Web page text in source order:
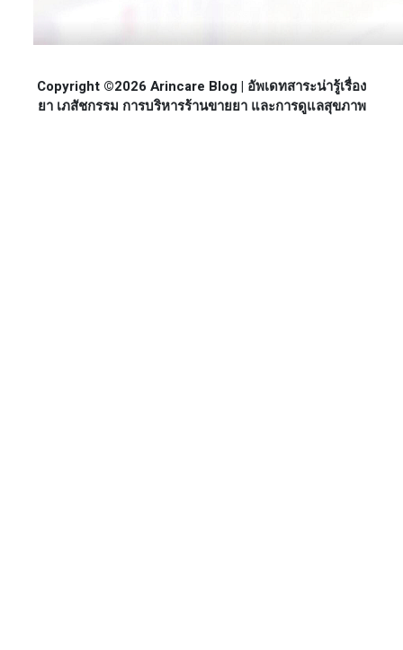
Copyright ©2026 Arincare Blog | อัพเดทสาระน่ารู้เรื่อง
ยา เภสัชกรรม การบริหารร้านขายยา และการดูแลสุขภาพ